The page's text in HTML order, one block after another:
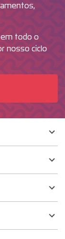
todo o
nosso ciclo